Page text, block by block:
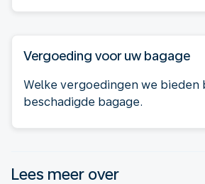
Vergoeding voor uw bagage
Welke vergoedingen we bieden
beschadigde bagage.
Lees meer over